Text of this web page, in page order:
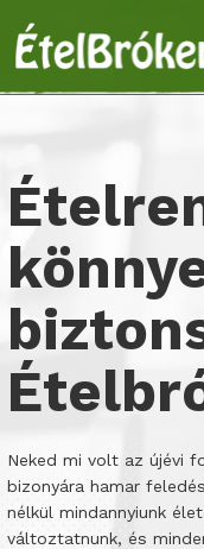
Neked mi volt az újévi
bizonyára hamar
nélkül mindannyiunk
változtatnunk, és